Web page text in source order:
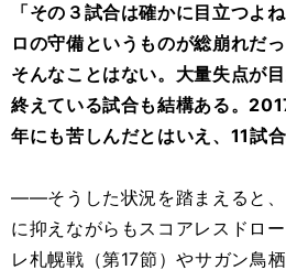
「その３試合は確かに目立つよ
ロの守備というものが総崩れだ
そんなことはない。大量失点が
終えている試合も結構ある。
年にも苦しんだとはいえ、11試
――そうした状況を踏まえると、
に抑えながらもスコアレスドロ
レ札幌戦（第17節）やサガン鳥